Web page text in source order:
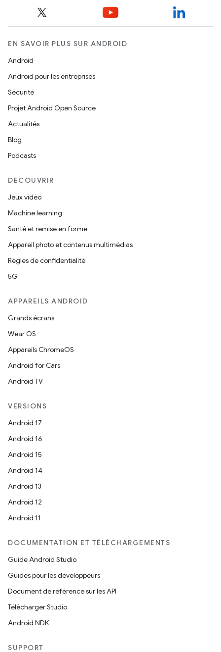
EN SAVOIR PLUS SUR ANDROID
Android
Android pour les entreprises
Sécurité
Projet Android Open Source
Actualités
Blog
Podcasts
DÉCOUVRIR
Jeux vidéo
Machine learning
Santé et remise en forme
Appareil photo et contenus multimédias
Règles de confidentialité
5G
APPAREILS ANDROID
Grands écrans
Wear OS
Appareils ChromeOS
Android for Cars
Android TV
VERSIONS
Android 17
Android 16
Android 15
Android 14
Android 13
Android 12
Android 11
DOCUMENTATION ET TÉLÉCHARGEMENTS
Guide Android Studio
Guides pour les développeurs
Document de référence sur les API
Télécharger Studio
Android NDK
SUPPORT